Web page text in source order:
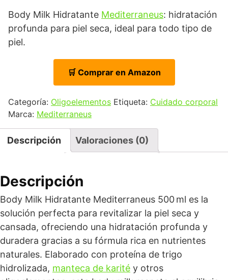
Body Milk Hidratante Mediterraneus: hidratación
profunda para piel seca, ideal para todo tipo de
piel.
🛒 Comprar en Amazon
Categoría: Oligoelementos Etiqueta: Cuidado corporal
Marca: Mediterraneus
Descripción Valoraciones (0)
Descripción
Body Milk Hidratante Mediterraneus 500 ml es la
solución perfecta para revitalizar la piel seca y
cansada, ofreciendo una hidratación profunda y
duradera gracias a su fórmula rica en nutrientes
naturales. Elaborado con proteína de trigo
hidrolizada, manteca de karité y otros